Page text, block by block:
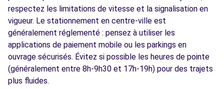
respectez les limitations de vitesse et la signalisation en
vigueur. Le stationnement en centre-ville est
généralement réglementé : pensez à utiliser les
applications de paiement mobile ou les parkings en
ouvrage sécurisés. Évitez si possible les heures de pointe
(généralement entre 8h-9h30 et 17h-19h) pour des trajets
plus fluides.